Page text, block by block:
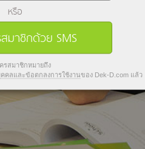
หรือ
มาชิกด้วย SMS
รสมาชิกหมายถึง
คลและข้อตกลงการใช้งานของ Dek-D.com แล้ว